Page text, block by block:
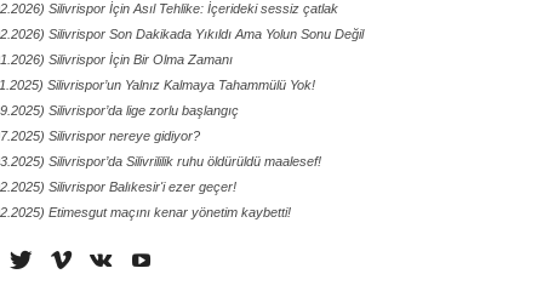
Silivrispor İçin Asıl Tehlike: İçerideki sessiz çatlak
Silivrispor Son Dakikada Yıkıldı Ama Yolun Sonu Değil
Silivrispor İçin Bir Olma Zamanı
Silivrispor’un Yalnız Kalmaya Tahammülü Yok!
Silivrispor’da lige zorlu başlangıç
Silivrispor nereye gidiyor?
Silivrispor’da Silivrililik ruhu öldürüldü maalesef!
Silivrispor Balıkesir'i ezer geçer!
Etimesgut maçını kenar yönetim kaybetti!